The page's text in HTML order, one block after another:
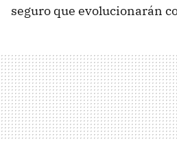
seguro que evolucionarán